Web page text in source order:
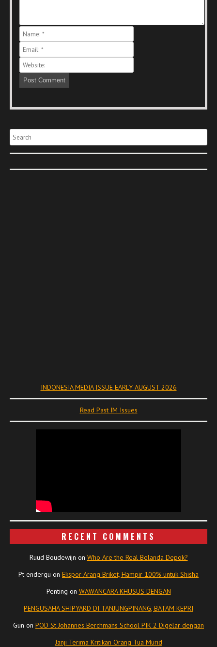
Search
INDONESIA MEDIA ISSUE EARLY AUGUST 2026
Read Past IM Issues
RECENT COMMENTS
Ruud Boudewijn on Who Are the Real Belanda Depok?
Pt endergu on Ekspor Arang Briket, Hampir 100% untuk Shisha
Penting on WAWANCARA KHUSUS DENGAN
PENGUSAHA SHIPYARD DI TANJUNGPINANG, BATAM KEPRI
Gun on POD St Johannes Berchmans School PIK 2 Digelar dengan
Janji Terima Kritikan Orang Tua Murid